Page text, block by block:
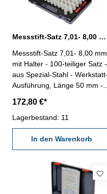
Messstift-Satz 7,01- 8,00 mm 100 tlg. mit Halter
Messstift-Satz 7,01- 8,00 mm
mit Halter - 100-teiliger Satz -
aus Spezial-Stahl - Werkstatt-
Ausführung, Länge 50 mm -
Stufung 0,01 mm - mit
Messstifthalter - im Behältnis /
Kasten Messbereich 7,01 -
8,00 mm
172,80 €*
Lagerbestand: 11
In den Warenkorb